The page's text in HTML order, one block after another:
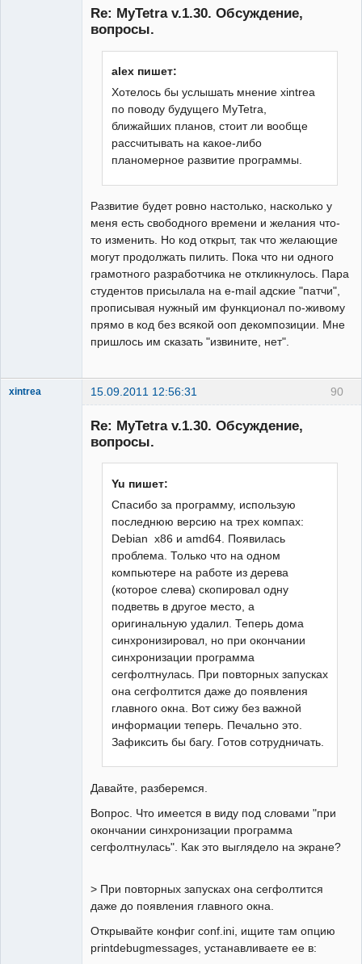
Re: MyTetra v.1.30. Обсуждение,
вопросы.
alex пишет:
Хотелось бы услышать мнение xintrea
по поводу будущего MyTetra,
ближайших планов, стоит ли вообще
рассчитывать на какое-либо
планомерное развитие программы.
Развитие будет ровно настолько, насколько у
меня есть свободного времени и желания что-
то изменить. Но код открыт, так что желающие
могут продолжать пилить. Пока что ни одного
грамотного разработчика не откликнулось. Пара
студентов присылала на e-mail адские "патчи",
прописывая нужный им функционал по-живому
прямо в код без всякой ооп декомпозиции. Мне
пришлось им сказать "извините, нет".
90
xintrea 15.09.2011 12:56:31
Re: MyTetra v.1.30. Обсуждение,
вопросы.
Yu пишет:
Спасибо за программу, использую
последнюю версию на трех компах:
Debian x86 и amd64. Появилась
проблема. Только что на одном
компьютере на работе из дерева
(которое слева) скопировал одну
подветвь в другое место, а
оригинальную удалил. Теперь дома
синхронизировал, но при окончании
синхронизации программа
сегфолтнулась. При повторных запусках
она сегфолтится даже до появления
главного окна. Вот сижу без важной
информации теперь. Печально это.
Зафиксить бы багу. Готов сотрудничать.
Давайте, разберемся.
Вопрос. Что имеется в виду под словами "при
окончании синхронизации программа
сегфолтнулась". Как это выглядело на экране?
> При повторных запусках она сегфолтится
даже до появления главного окна.
Открывайте конфиг conf.ini, ищите там опцию
printdebugmessages, устанавливаете ее в: